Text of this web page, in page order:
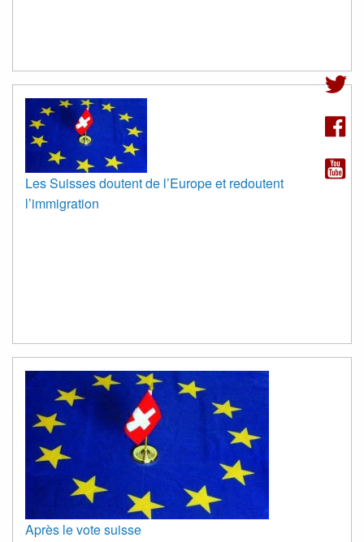
Les Suisses doutent de l’Europe et redoutent
l’immigration
Après le vote suisse